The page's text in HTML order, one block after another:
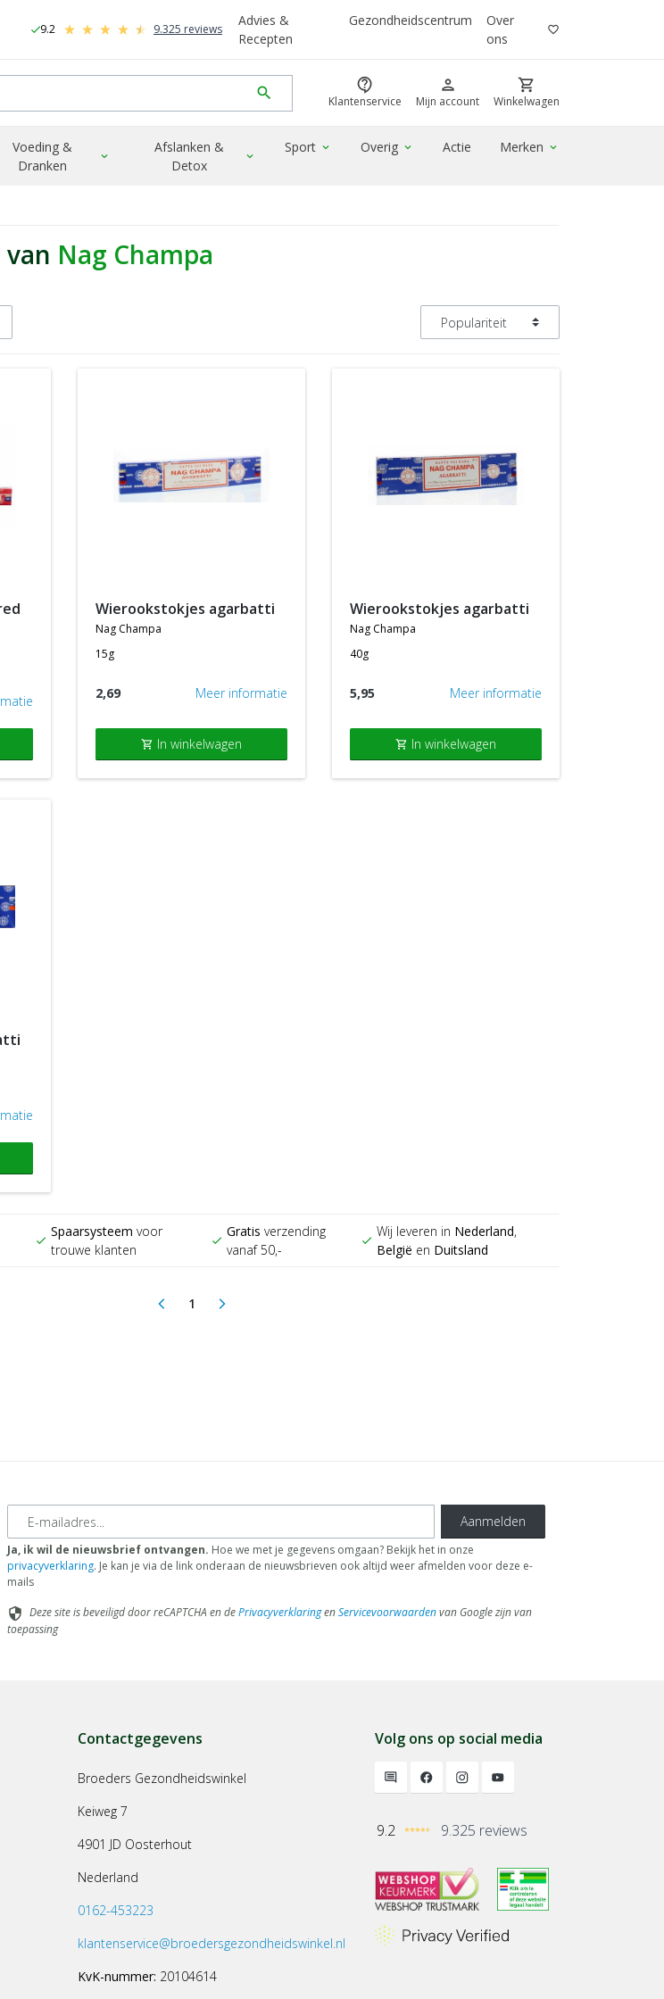
check9.2 9.325 reviews
Advies &
Recepten
Gezondheidscentrum
Over
ons
favorite_border
search contact_support
Klantenservice
person
Mijn account
shopping_cart
Winkelwagen
Voeding &
Dranken
expand_more
Afslanken &
Detox
expand_more
Sport expand_more Overig expand_more Actie Merken expand_more
Nag Champa
wierookstokjes agarbatti
nag champa
15g
2,69 Meer informatie
shopping_cart In winkelwagen
wierookstokjes agarbatti
nag champa
40g
5,95 Meer informatie
shopping_cart In winkelwagen
check
Spaarsysteem voor
trouwe klanten
check
Gratis verzending
vanaf 50,-
check
Wij leveren in Nederland,
België en Duitsland
arrow_back_ios 1(current)
arrow_forward_ios
E-mailadres Aanmelden
Ja, ik wil de nieuwsbrief ontvangen. Hoe we met je gegevens omgaan? Bekijk het in onze
privacyverklaring. Je kan je via de link onderaan de nieuwsbrieven ook altijd weer afmelden voor deze e-
mails
security Deze site is beveiligd door reCAPTCHA en dePrivacyverklaringenServicevoorwaardenvan Google zijn van
toepassing
Contactgegevens
Broeders Gezondheidswinkel
Keiweg 7
4901 JD Oosterhout
Nederland
0162-453223
klantenservice@broedersgezondheidswinkel.nl
KvK-nummer: 20104614
Volg ons op social media
9.2 9.325 reviews